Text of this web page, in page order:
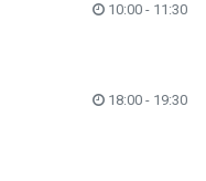
10:00 - 11:30
18:00 - 19:30